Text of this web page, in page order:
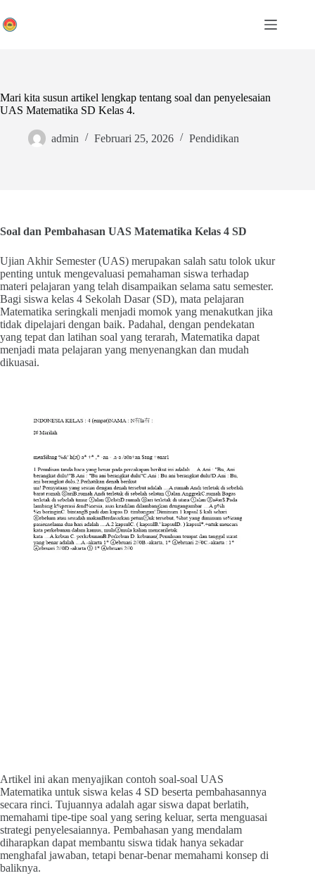
to
content
Mari kita susun artikel lengkap tentang soal dan penyelesaian
UAS Matematika SD Kelas 4.
admin Februari 25, 2026 Pendidikan
Soal dan Pembahasan UAS Matematika Kelas 4 SD
Ujian Akhir Semester (UAS) merupakan salah satu tolok ukur
penting untuk mengevaluasi pemahaman siswa terhadap
materi pelajaran yang telah disampaikan selama satu semester.
Bagi siswa kelas 4 Sekolah Dasar (SD), mata pelajaran
Matematika seringkali menjadi momok yang menakutkan jika
tidak dipelajari dengan baik. Padahal, dengan pendekatan
yang tepat dan latihan soal yang terarah, Matematika dapat
menjadi mata pelajaran yang menyenangkan dan mudah
dikuasai.
Artikel ini akan menyajikan contoh soal-soal UAS
Matematika untuk siswa kelas 4 SD beserta pembahasannya
secara rinci. Tujuannya adalah agar siswa dapat berlatih,
memahami tipe-tipe soal yang sering keluar, serta menguasai
strategi penyelesaiannya. Pembahasan yang mendalam
diharapkan dapat membantu siswa tidak hanya sekadar
menghafal jawaban, tetapi benar-benar memahami konsep di
baliknya.